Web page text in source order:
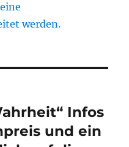
werden.
Infos
und ein